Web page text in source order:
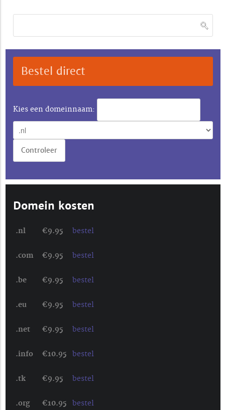
Bestel direct
Kies een domeinnaam:
Domein kosten
.nl €9.95 bestel
.com €9.95 bestel
.be €9.95 bestel
.eu €9.95 bestel
.net €9.95 bestel
.info €10.95 bestel
.tk €9.95 bestel
.org €10.95 bestel